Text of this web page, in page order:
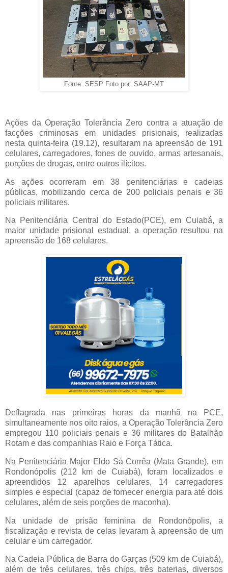
Fonte: SESP Foto por: SAAP-MT
Ações da Operação Tolerância Zero contra a atuação de
facções criminosas em unidades prisionais, realizadas
nesta quinta-feira (19.12), resultaram na apreensão de 191
celulares, carregadores, fones de ouvido, armas artesanais,
porções de drogas, entre outros ilícitos.
As ações ocorreram em 38 penitenciárias e cadeias
públicas, mobilizando cerca de 200 policiais penais e 36
policiais militares.
Na Penitenciária Central do Estado(PCE), em Cuiabá, a
maior unidade prisional estadual, a operação resultou na
apreensão de 168 celulares.
Deflagrada nas primeiras horas da manhã na PCE,
simultaneamente nos oito raios, a Operação Tolerância Zero
empregou 110 policiais penais e 36 militares do Batalhão
Rotam e das companhias Raio e Força Tática.
Na Penitenciária Major Eldo Sá Corrêa (Mata Grande), em
Rondonópolis (212 km de Cuiabá), foram localizados e
apreendidos 12 aparelhos celulares, 14 carregadores
simples e especial (capaz de fornecer energia para até dois
celulares, além de seis porções de maconha).
Na unidade de prisão feminina de Rondonópolis, a
fiscalização e revista de celas levaram à apreensão de um
celular e um carregador.
Na Cadeia Pública de Barra do Garças (509 km de Cuiabá),
além de três celulares, três chips, três baterias, diversos